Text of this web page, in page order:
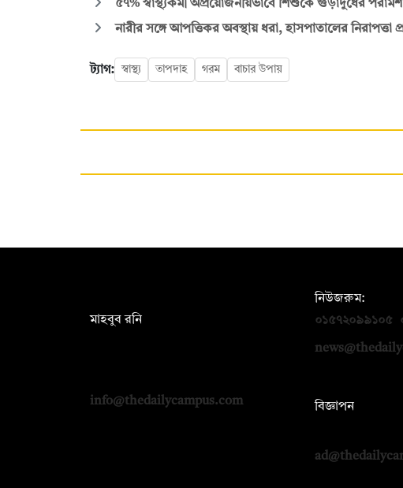
৫৭% স্বাস্থ্যকর্মী অপ্রয়োজনীয়ভাবে শিশুকে গুঁড়াদুধের পরামর্শ
নারীর সঙ্গে আপত্তিকর অবস্থায় ধরা, হাসপাতালের নিরাপত্তা
ট্যাগ: স্বাস্থ্য তাপদাহ গরম বাচার উপায়
মাহবুব রনি
info@thedailycampus.com
নিউজরুম:
০১৫৭২০৯৯১০৫
বিজ্ঞাপন